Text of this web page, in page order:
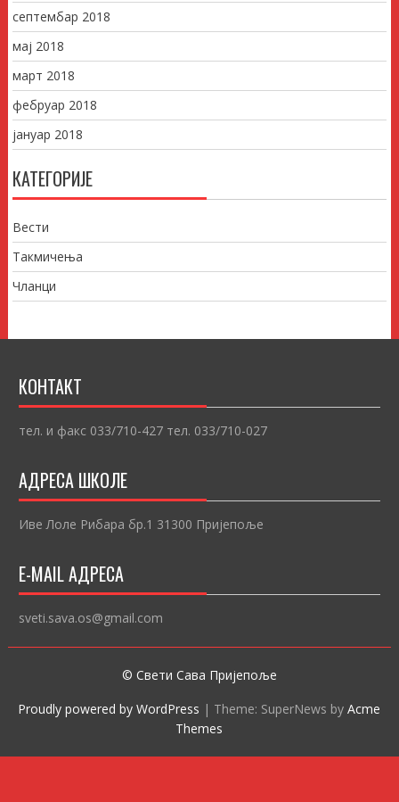
септембар 2018
мај 2018
март 2018
фебруар 2018
јануар 2018
КАТЕГОРИЈЕ
Вести
Такмичења
Чланци
КОНТАКТ
тел. и факс 033/710-427 тел. 033/710-027
АДРЕСА ШКОЛЕ
Иве Лоле Рибара бр.1 31300 Пријепоље
E-MAIL АДРЕСА
sveti.sava.os@gmail.com
© Свети Сава Пријепоље
Proudly powered by WordPress | Theme: SuperNews byAcme
Themes